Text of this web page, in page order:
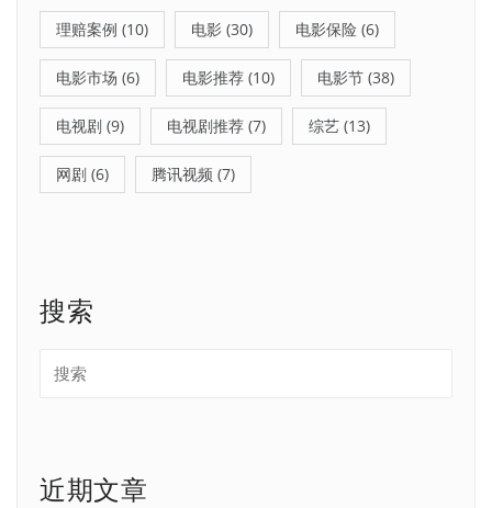
理赔案例 (10) 电影 (30) 电影保险 (6)
电影市场 (6) 电影推荐 (10) 电影节 (38)
电视剧 (9) 电视剧推荐 (7) 综艺 (13)
网剧 (6) 腾讯视频 (7)
搜索
近期文章